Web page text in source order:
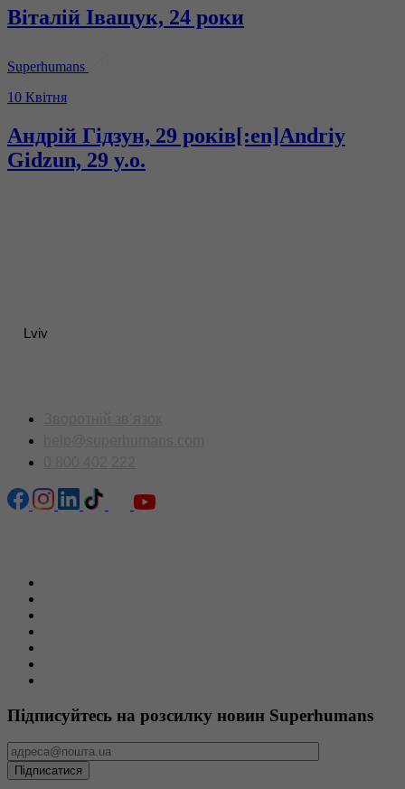
Віталій Іващук, 24 роки
Superhumans
10 Квітня
Андрій Гідзун, 29 років[:en]Andriy
Gidzun, 29 y.o.
Lviv
Підписуйтесь на розсилку новин Superhumans